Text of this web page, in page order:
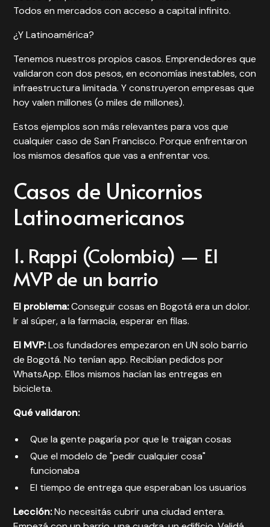
Todos en mercados con acceso a capital infinito.
¿Y Latinoamérica?
Tenemos nuestros propios casos. Emprendedores que
validaron con dos pesos, en economías inestables, con
infraestructura limitada. Y construyeron empresas que
hoy valen millones (o miles de millones).
Estos ejemplos son más relevantes para vos que
cualquier caso de San Francisco. Porque enfrentaron
los mismos desafíos que vas a enfrentar vos.
Casos de Unicornios
Latinoamericanos
1. Rappi (Colombia) — El
MVP de un barrio
El problema:Conseguir cosas en Bogotá era un dolor.
Ir al súper, a la farmacia, esperar en filas.
El MVP:Los fundadores empezaron en UN solo barrio
de Bogotá. No tenían app. Recibían pedidos por
WhatsApp. Ellos mismos hacían las entregas en
bicicleta.
Qué validaron:
Que la gente pagaría por que le traigan cosas
Que el modelo de "pedir cualquier cosa"
funcionaba
El tiempo de entrega que esperaban los usuarios
Lección:No necesitás cubrir una ciudad entera.